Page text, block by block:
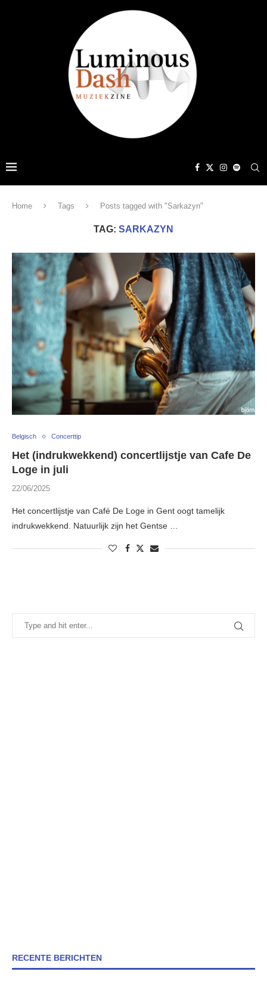
Home Tags Posts tagged with "Sarkazyn"
TAG: SARKAZYN
Belgisch Concerttip
Het (indrukwekkend) concertlijstje van Cafe De
Loge in juli
22/06/2025
Het concertlijstje van Café De Loge in Gent oogt tamelijk
indrukwekkend. Natuurlijk zijn het Gentse …
RECENTE BERICHTEN